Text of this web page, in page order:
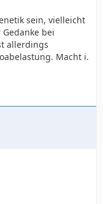
sein, vielleicht
bei
allerdings
Macht i.